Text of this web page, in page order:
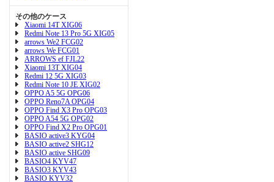
その他のケース
Xiaomi 14T XIG06
Redmi Note 13 Pro 5G XIG05
arrows We2 FCG02
arrows We FCG01
ARROWS ef FJL22
Xiaomi 13T XIG04
Redmi 12 5G XIG03
Redmi Note 10 JE XIG02
OPPO A5 5G OPG06
OPPO Reno7A OPG04
OPPO Find X3 Pro OPG03
OPPO A54 5G OPG02
OPPO Find X2 Pro OPG01
BASIO active3 KYG04
BASIO active2 SHG12
BASIO active SHG09
BASIO4 KYV47
BASIO3 KYV43
BASIO KYV32